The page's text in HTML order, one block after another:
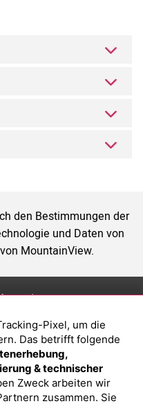
den Bestimmungen der
und Daten von
MountainView.
sind sind ETFs?
Vorteile
ist ein Fonds?
Pixel, um die
Das betrifft folgende
& technischer
Zweck arbeiten wir
zusammen. Sie